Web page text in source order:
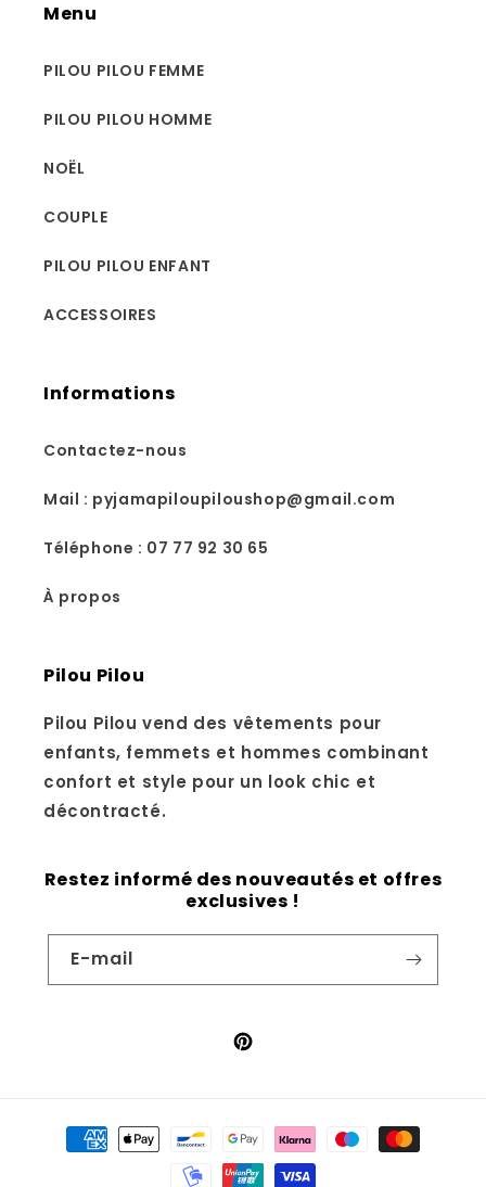
Menu
PILOU PILOU FEMME
PILOU PILOU HOMME
NOËL
COUPLE
PILOU PILOU ENFANT
ACCESSOIRES
Informations
Contactez-nous
Mail : pyjamapiloupiloushop@gmail.com
Téléphone : 07 77 92 30 65
À propos
Pilou Pilou
Pilou Pilou vend des vêtements pour
enfants, femmets et hommes combinant
confort et style pour un look chic et
décontracté.
Restez informé des nouveautés et offres
exclusives !
E-mail
Pinterest
Moyens